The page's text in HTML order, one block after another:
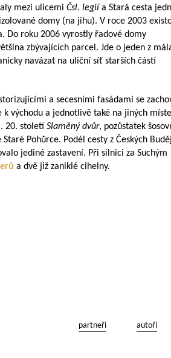
mezi ulicemi Čsl. legiía Stará cesta
domy (na jihu). V roce 2003
Do roku 2006 vyrostly řadové domy
zbývajících parcel. Jde o jeden z
navázat na uliční síť starších částí
a secesními fasádami se
východu a jednotlivě také na jiných
20. století Slaměný dvůr, pozůstatek
Pohůrce. Podél cesty z Českých
jediné zastavení. Při silnici za Suchým
a dvě již zaniklé cihelny.
partneři autoři